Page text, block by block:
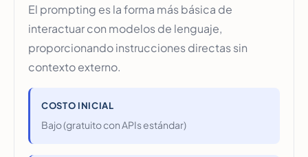
El prompting es la forma más básica de
interactuar con modelos de lenguaje,
proporcionando instrucciones directas sin
contexto externo.
COSTO INICIAL
Bajo (gratuito con APIs estándar)